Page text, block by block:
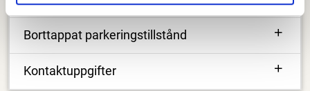
Borttappat parkeringstillstånd
Kontaktuppgifter